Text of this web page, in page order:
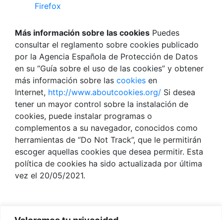
Firefox
Más información sobre las cookies Puedes
consultar el reglamento sobre cookies publicado
por la Agencia Española de Protección de Datos
en su “Guía sobre el uso de las cookies” y obtener
más información sobre las cookies en
Internet, http://www.aboutcookies.org/ Si desea
tener un mayor control sobre la instalación de
cookies, puede instalar programas o
complementos a su navegador, conocidos como
herramientas de “Do Not Track”, que le permitirán
escoger aquellas cookies que desea permitir. Esta
política de cookies ha sido actualizada por última
vez el 20/05/2021.